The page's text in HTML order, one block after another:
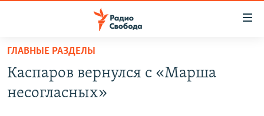
упрощенного
доступа
ПОДКАСТЫ
ГЛАВНЫЕ РАЗДЕЛЫ
Каспаров вернулся с «Марша
несогласных»